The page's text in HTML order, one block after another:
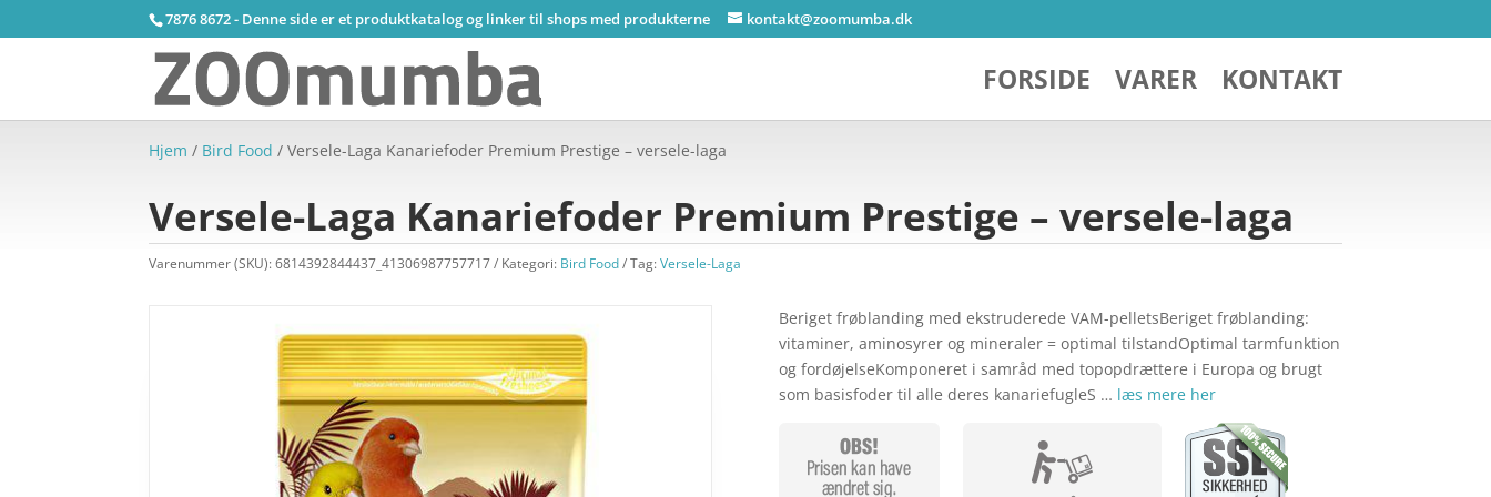
7876 8672 - Denne side er et produktkatalog og linker til shops med produkterne kontakt@zoomumba.dk
FORSIDE VARER KONTAKT
Hjem / Bird Food / Versele-Laga Kanariefoder Premium Prestige – versele-laga
Versele-Laga Kanariefoder Premium Prestige – versele-laga
Varenummer (SKU):6814392844437_41306987757717 Kategori: Bird Food Tag:Versele-Laga
Beriget frøblanding med ekstruderede VAM-pelletsBeriget frøblanding:
vitaminer, aminosyrer og mineraler = optimal tilstandOptimal tarmfunktion
og fordøjelseKomponeret i samråd med topopdrættere i Europa og brugt
som basisfoder til alle deres kanariefugleS … læs mere her